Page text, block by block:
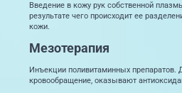
Введение в кожу рук собственной
результате чего происходит ее
кожи.
Мезотерапия
Инъекции поливитаминных препаратов.
кровообращение, оказывают